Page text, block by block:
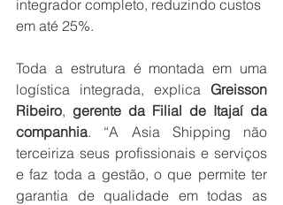
integrador completo, reduzindo custos
em até 25%.
Toda a estrutura é montada em uma
logística integrada, explica Greisson
Ribeiro, gerente da Filial de Itajaí da
companhia. “A Asia Shipping não
terceiriza seus profissionais e serviços
e faz toda a gestão, o que permite ter
garantia de qualidade em todas as